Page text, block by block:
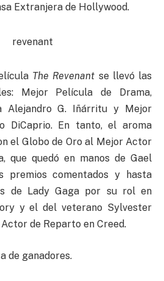
Extranjera de Hollywood.
The Revenant se llevó las
Mejor Película de Drama,
Alejandro G. Iñárritu y Mejor
DiCaprio. En tanto, el aroma
el Globo de Oro al Mejor Actor
que quedó en manos de Gael
premios comentados y hasta
de Lady Gaga por su rol en
y el del veterano Sylvester
de Reparto en Creed.
de ganadores.